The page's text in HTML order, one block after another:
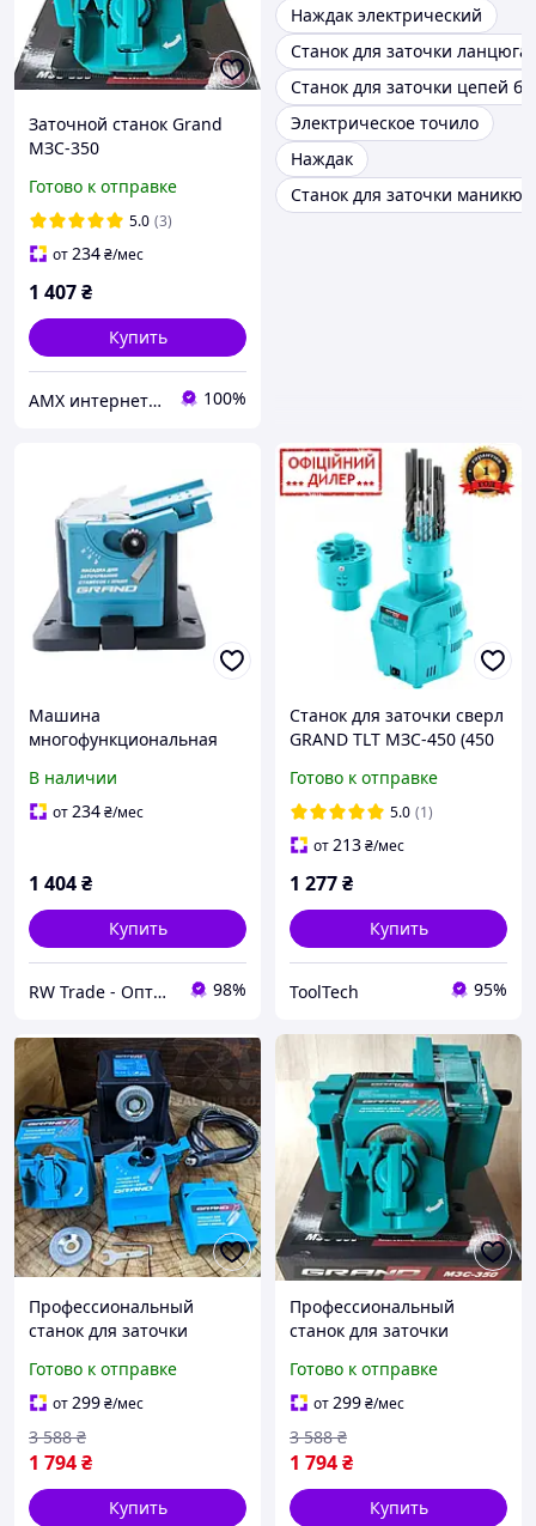
Заточной станок Grand
МЗС-350
Готово к отправке
5.0 (3)
от234₴/мес
1 407₴
Купить
AMX интернет-магазин инструмента 100%
Наждак электрический
Станок для заточки ланцюга
Станок для заточки цепей
Электрическое точило
Наждак
Станок для заточки
Машина
многофункциональная
(GRMZS350)
В наличии
от234₴/мес
1 404₴
Купить
RW Trade - Оптово-розничный интернет-магазин 98%
Станок для заточки сверл
GRAND TLT МЗС-450 (450
58х40х18 мм) Заточные
станки для сверл
Готово к отправке
5.0 (1)
от213₴/мес
1 277₴
Купить
ToolTech 95%
Профессиональный
станок для заточки
вал 350W (Чехия), Точило
универс Готово к
отправке
Готово к отправке
от299₴/мес
1 794₴
3 588 ₴
Купить
Профессиональный
станок для заточки
вал 350W (Чехия), Точило
униве Доставка по
Украине
Готово к отправке
от299₴/мес
1 794₴
3 588 ₴
Купить